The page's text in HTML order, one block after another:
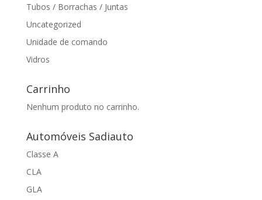
Tubos / Borrachas / Juntas
Uncategorized
Unidade de comando
Vidros
Carrinho
Nenhum produto no carrinho.
Automóveis Sadiauto
Classe A
CLA
GLA